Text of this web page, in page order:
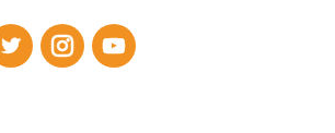
  